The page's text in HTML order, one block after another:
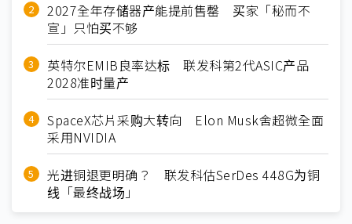
2027全年存储器产能提前售罄 买家「秘而不
宣」只怕买不够
英特尔EMIB良率达标 联发科第2代ASIC产品
2028准时量产
SpaceX芯片采购大转向 Elon Musk舍超微全面
采用NVIDIA
光进铜退更明确？ 联发科估SerDes 448G为铜
线「最终战场」